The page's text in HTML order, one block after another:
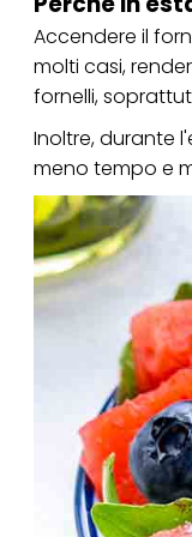
Accendere il
molti casi,
fornelli,
Inoltre, durante
meno tempo e